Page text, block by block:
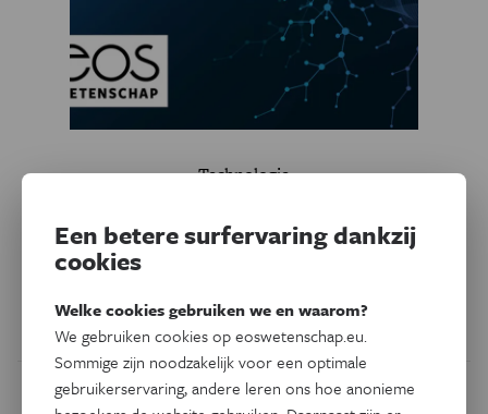
Technologie
Het vertrouwde ‘http’ aan het begin van een internetadres
moet op korte termijn verdwijnen. Websites die niet naar
een veiligere optie overstappen, voelen de toorn van
Google.
Een betere surfervaring dankzij
cookies
Welke cookies gebruiken we en waarom?
We gebruiken cookies op eoswetenschap.eu.
Sommige zijn noodzakelijk voor een optimale
gebruikerservaring, andere leren ons hoe anonieme